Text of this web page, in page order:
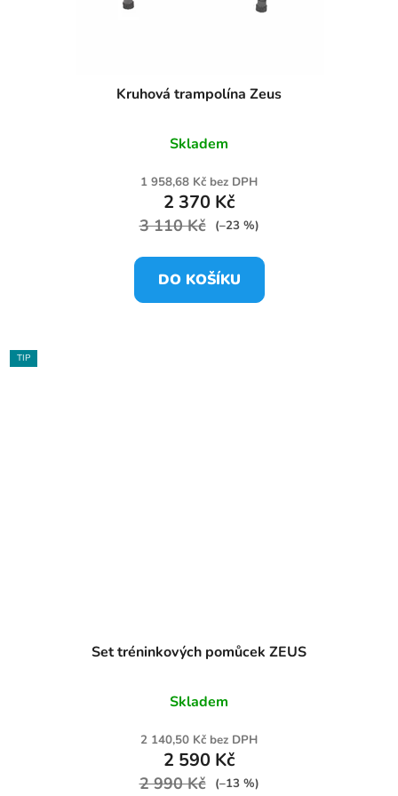
Kruhová trampolína Zeus
Skladem
1 958,68 Kč bez DPH
2 370 Kč
3 110 Kč (–23 %)
DO KOŠÍKU
TIP
Set tréninkových pomůcek ZEUS
Skladem
2 140,50 Kč bez DPH
2 590 Kč
2 990 Kč (–13 %)